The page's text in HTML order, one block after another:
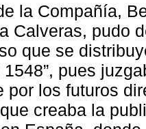
la Compañía,
Calveras, pudo
que se
pues
por los futuros
creaba la